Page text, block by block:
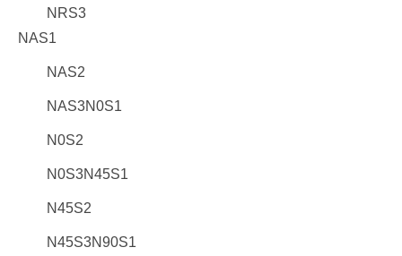
NRS3
NAS1
NAS2
NAS3N0S1
N0S2
N0S3N45S1
N45S2
N45S3N90S1